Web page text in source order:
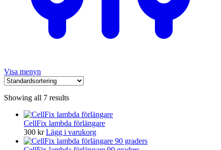
Visa menyn
Showing all 7 results
CellFix lambda förlängare
300 kr Lägg i varukorg